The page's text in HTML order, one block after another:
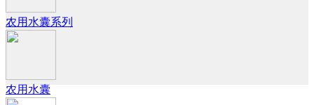
农用水囊系列
农用水囊